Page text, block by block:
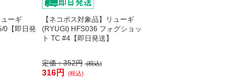
ーギ
0【即日発
【ネコポス対象品】リューギ
(RYUGI) HFS036 フォグショッ
ト TC #4【即日発送】
定価：352円 (税込)
316円 (税込)